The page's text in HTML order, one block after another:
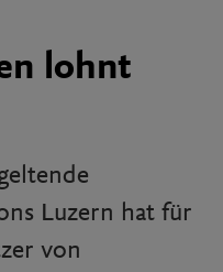
lohnt
Luzern hat für
von